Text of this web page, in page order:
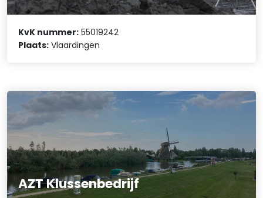
KvK nummer: 55019242
Plaats: Vlaardingen
AZT Klussenbedrijf